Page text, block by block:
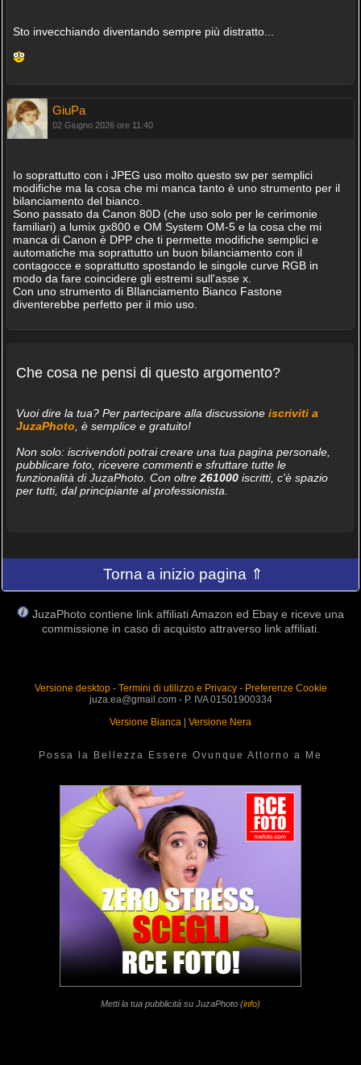
Sto invecchiando diventando sempre più distratto...
GiuPa
02 Giugno 2026 ore 11:40
Io soprattutto con i JPEG uso molto questo sw per semplici
modifiche ma la cosa che mi manca tanto è uno strumento per il
bilanciamento del bianco.
Sono passato da Canon 80D (che uso solo per le cerimonie
familiari) a lumix gx800 e OM System OM-5 e la cosa che mi
manca di Canon è DPP che ti permette modifiche semplici e
automatiche ma soprattutto un buon bilanciamento con il
contagocce e soprattutto spostando le singole curve RGB in
modo da fare coincidere gli estremi sull'asse x.
Con uno strumento di BIlanciamento Bianco Fastone
diventerebbe perfetto per il mio uso.
Che cosa ne pensi di questo argomento?
Vuoi dire la tua? Per partecipare alla discussione iscriviti a
JuzaPhoto , è semplice e gratuito!
Non solo: iscrivendoti potrai creare una tua pagina personale,
pubblicare foto, ricevere commenti e sfruttare tutte le
funzionalità di JuzaPhoto. Con oltre 261000iscritti, c'è spazio
per tutti, dal principiante al professionista.
Torna a inizio pagina ⇑
JuzaPhoto contiene link affiliati Amazon ed Ebay e riceve una
commissione in caso di acquisto attraverso link affiliati.
Versione desktop- Termini di utilizzo e Privacy- Preferenze Cookie
juza.ea@gmail.com - P. IVA 01501900334
Versione Bianca | Versione Nera
Possa la Bellezza Essere Ovunque Attorno a Me
Metti la tua pubblicità su JuzaPhoto (info)